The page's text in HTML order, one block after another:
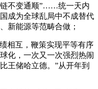
链不变通顺”……统一天内
成为全球乱局中不成替代
新能源等范畴合做；
互，鞭策实现平等有序
化，一次又一次强烈热闹
王储哈立德。”从开年到